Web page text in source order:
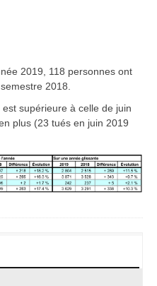
2019, 118 personnes ont
2018.
supérieure à celle de juin
plus (23 tués en juin 2019